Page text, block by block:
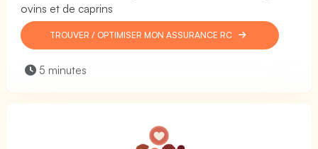
ovins et de caprins
TROUVER / OPTIMISER MON ASSURANCE RC
5 minutes